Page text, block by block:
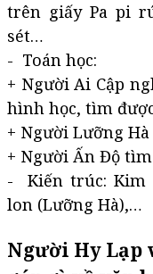
trên giấy Pa pi
sét…
- Toán học:
+ Người Ai Cập
hình học, tìm
+ Người Lưỡng
+ Người Ấn Độ tìm
- Kiến trúc: Kim
lon (Lưỡng Hà),…
Người Hy Lạp